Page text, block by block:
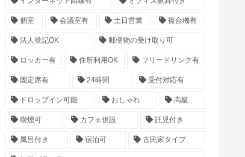
個室 会議室有 土日営業 複合機有
法人登記OK 郵便物の受け取り可
ロッカー有 住所利用OK フリードリンク有
固定席有 24時間 受付対応有
ドロップイン可能 おしゃれ 高級
喫煙可 カフェ併設 託児付き
風呂付き 宿泊可 古民家タイプ